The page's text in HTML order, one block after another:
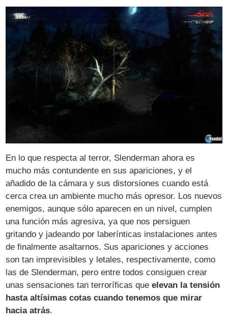
En lo que respecta al terror, Slenderman ahora es
mucho más contundente en sus apariciones, y el
añadido de la cámara y sus distorsiones cuando está
cerca crea un ambiente mucho más opresor. Los nuevos
enemigos, aunque sólo aparecen en un nivel, cumplen
una función más agresiva, ya que nos persiguen
gritando y jadeando por laberínticas instalaciones antes
de finalmente asaltarnos. Sus apariciones y acciones
son tan imprevisibles y letales, respectivamente, como
las de Slenderman, pero entre todos consiguen crear
unas sensaciones tan terroríficas queelevan la tensión
hasta altísimas cotas cuando tenemos que mirar
hacia atrás.